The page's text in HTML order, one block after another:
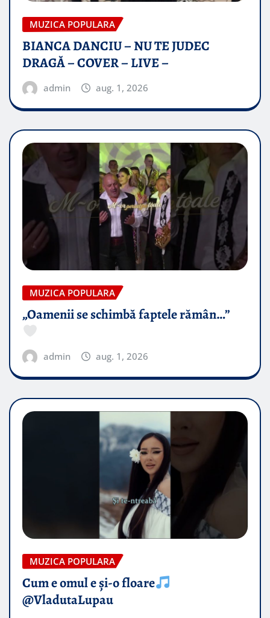
MUZICA POPULARA
BIANCA DANCIU – NU TE JUDEC
DRAGĂ – COVER – LIVE –
admin aug. 1, 2026
MUZICA POPULARA
„Oamenii se schimbă faptele rămân…”
admin aug. 1, 2026
MUZICA POPULARA
Cum e omul e și-o floare
@VladutaLupau